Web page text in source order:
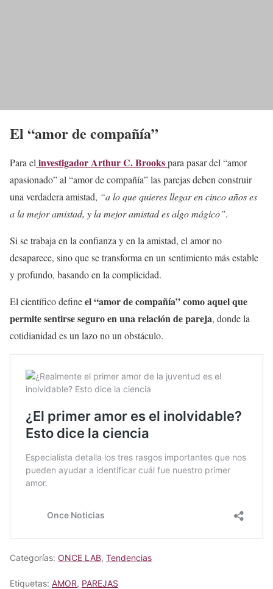
El “amor de compañía”
Para el investigador Arthur C. Brookspara pasar del “amor
apasionado” al “amor de compañía” las parejas deben construir
una verdadera amistad, “a lo que quieres llegar en cinco años es
a la mejor amistad, y la mejor amistad es algo mágico”.
Si se trabaja en la confianza y en la amistad, el amor no
desaparece, sino que se transforma en un sentimiento más estable
y profundo, basando en la complicidad.
El científico defineel “amor de compañía” como aquel que
permite sentirse seguro en una relación de pareja, donde la
cotidianidad es un lazo no un obstáculo.
Categorías: ONCE LAB, Tendencias
Etiquetas: AMOR, PAREJAS